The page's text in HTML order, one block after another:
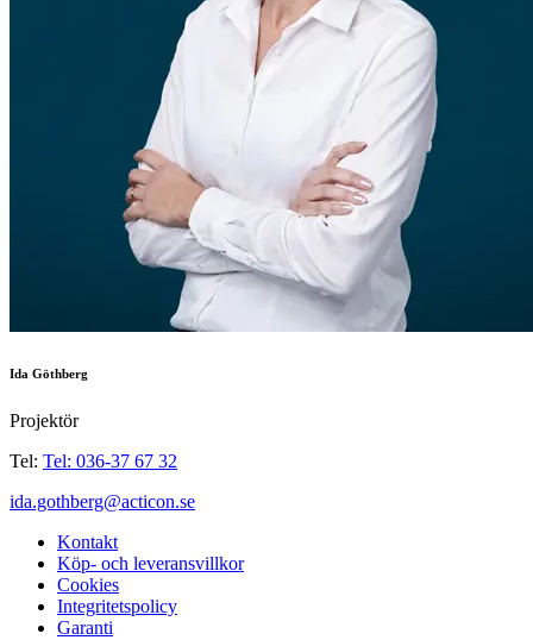
Ida Göthberg
Projektör
Tel: Tel: 036-37 67 32
ida.gothberg@acticon.se
Kontakt
Köp- och leveransvillkor
Cookies
Integritetspolicy
Garanti